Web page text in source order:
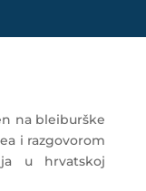
na bleiburške
i razgovorom
u hrvatskoj